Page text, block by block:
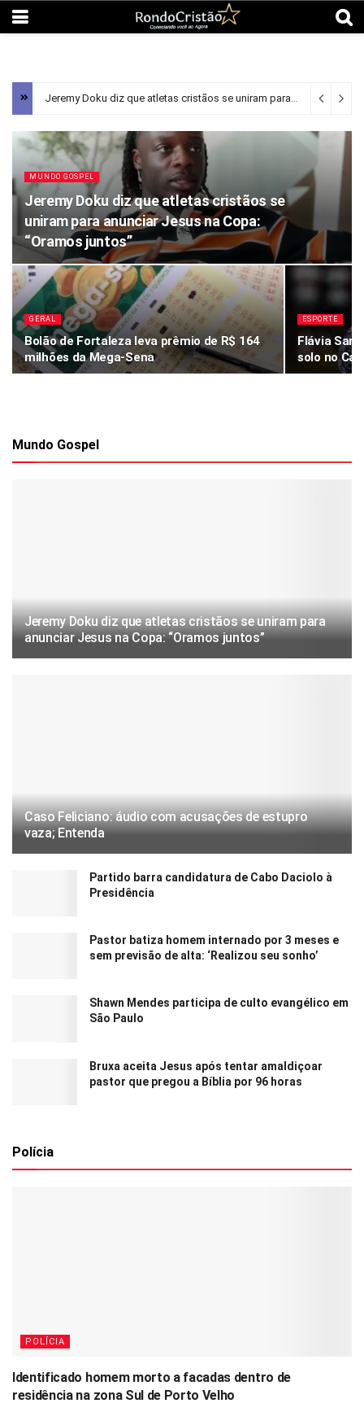
Jeremy Doku diz que atletas cristãos se uniram para anunciar Jesus na Copa: “Oramos juntos”
MUNDO GOSPEL
Jeremy Doku diz que atletas cristãos se
uniram para anunciar Jesus na Copa:
“Oramos juntos”
GERAL
Bolão de Fortaleza leva prêmio de R$ 164
milhões da Mega-Sena
ESPORTE
Flávia
solo no
Mundo Gospel
Jeremy Doku diz que atletas cristãos se uniram para
anunciar Jesus na Copa: “Oramos juntos”
Caso Feliciano: áudio com acusações de estupro
vaza; Entenda
Partido barra candidatura de Cabo Daciolo à
Presidência
Pastor batiza homem internado por 3 meses e
sem previsão de alta: ‘Realizou seu sonho’
Shawn Mendes participa de culto evangélico em
São Paulo
Bruxa aceita Jesus após tentar amaldiçoar
pastor que pregou a Bíblia por 96 horas
Polícia
POLÍCIA
Identificado homem morto a facadas dentro de
residência na zona Sul de Porto Velho